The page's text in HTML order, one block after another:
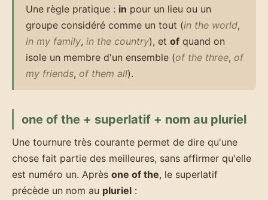
Une règle pratique : in pour un lieu ou un
groupe considéré comme un tout (in the world,
in my family, in the country), et of quand on
isole un membre d'un ensemble (of the three, of
my friends, of them all).
one of the + superlatif + nom au pluriel
Une tournure très courante permet de dire qu'une
chose fait partie des meilleures, sans affirmer qu'elle
est numéro un. Après one of the, le superlatif
précède un nom au pluriel :